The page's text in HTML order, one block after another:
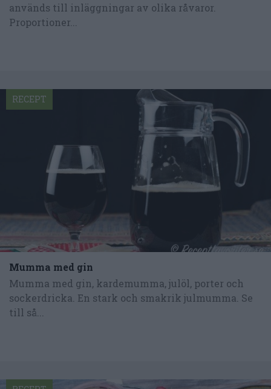
används till inläggningar av olika råvaror.
Proportioner...
Mumma med gin
Mumma med gin, kardemumma, julöl, porter och
sockerdricka. En stark och smakrik julmumma. Se
till så...
RECEPT